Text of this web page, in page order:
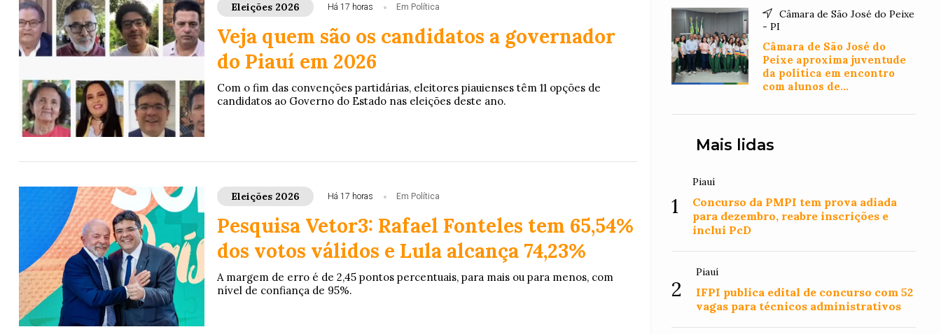
Eleições 2026 Há 17 horas Em Política
Veja quem são os candidatos a governador
do Piauí em 2026
Com o fim das convenções partidárias, eleitores piauienses têm 11 opções de
candidatos ao Governo do Estado nas eleições deste ano.
Eleições 2026 Há 17 horas Em Política
Pesquisa Vetor3: Rafael Fonteles tem 65,54%
dos votos válidos e Lula alcança 74,23%
A margem de erro é de 2,45 pontos percentuais, para mais ou para menos, com
nível de confiança de 95%.
Câmara de São José do Peixe
- PI
Câmara de São José do
Peixe aproxima juventude
da política em encontro
com alunos de
Mais lidas
1
Piauí
Concurso da PMPI tem prova adiada
para dezembro, reabre inscrições e
inclui PcD
2
Piauí
IFPI publica edital de concurso com 52
vagas para técnicos administrativos